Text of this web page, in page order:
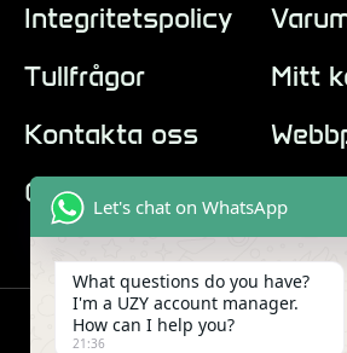
Integritetspolicy
Tullfrågor
Kontakta oss
Om oss
Mitt
Let's chat on WhatsApp
What questions do you have?
I'm a UZY account manager.
How can I help you?
21:36